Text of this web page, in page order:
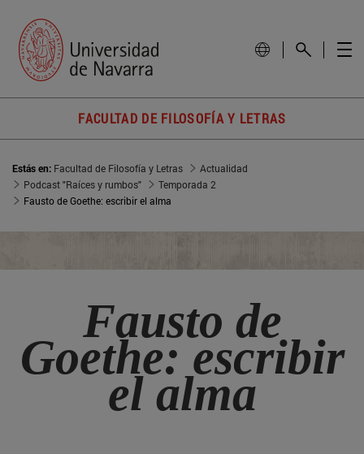
FACULTAD DE FILOSOFÍA Y LETRAS
Estás en: Facultad de Filosofía y Letras
Actualidad
Podcast "Raíces y rumbos"
Temporada 2
Fausto de Goethe: escribir el alma
Fausto de
Goethe: escribir
el alma